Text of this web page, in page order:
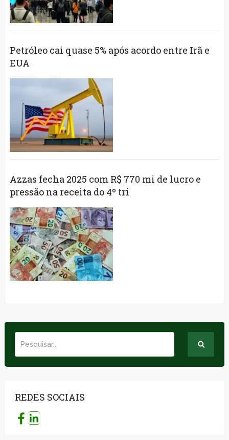
Petróleo cai quase 5% após acordo entre Irã e
EUA
Azzas fecha 2025 com R$ 770 mi de lucro e
pressão na receita do 4º tri
REDES SOCIAIS